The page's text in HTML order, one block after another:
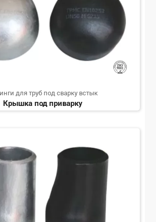
для труб под сварку встык
Крышка под приварку